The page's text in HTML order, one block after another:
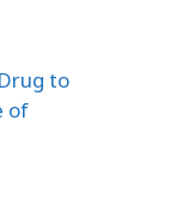
to
of